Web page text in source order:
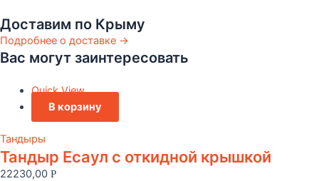
Доставим по Крыму
Подробнее о доставке →
Вас могут заинтересовать
Quick View
В корзину
Тандыры
Тандыр Есаул c откидной крышкой
22230,00 Р